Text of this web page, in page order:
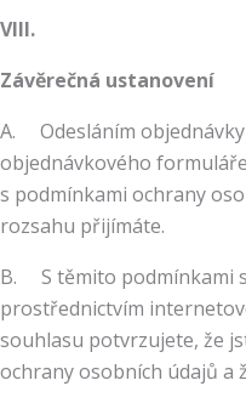
VIII.
Závěrečná ustanovení
A. Odesláním
objednávkového
s podmínkami ochrany
rozsahu přijímáte.
B. S těmito podmínkami
prostřednictvím
souhlasu potvrzujete, že
ochrany osobních údajů a